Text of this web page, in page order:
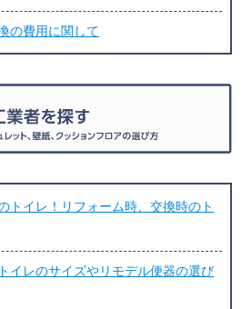
の費用に関して
トイレ！リフォーム時、交換時のト
イレのサイズやリモデル便器の選び